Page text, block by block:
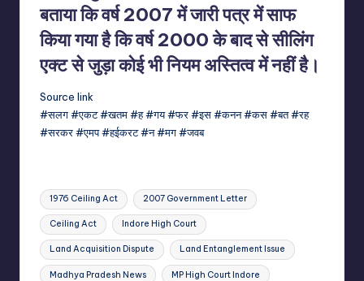
बताया कि वर्ष 2007 में जारी पत्र में साफ
किया गया है कि वर्ष 2000 के बाद से सीलिंग
एक्ट से जुड़ा कोई भी नियम अस्तित्व में नहीं है।
Source link
#सलग #एकट #खतम #ह #गय #फर #इस #कनन #कस #बत #रह
#सरकर #एमप #हईकरट #न #मग #जवब
Tags:
1976 Ceiling Act 2007 Government Letter
Ceiling Act Indore High Court
Land Acquisition Dispute Land Entanglement Issue
Madhya Pradesh News MP High Court Indore